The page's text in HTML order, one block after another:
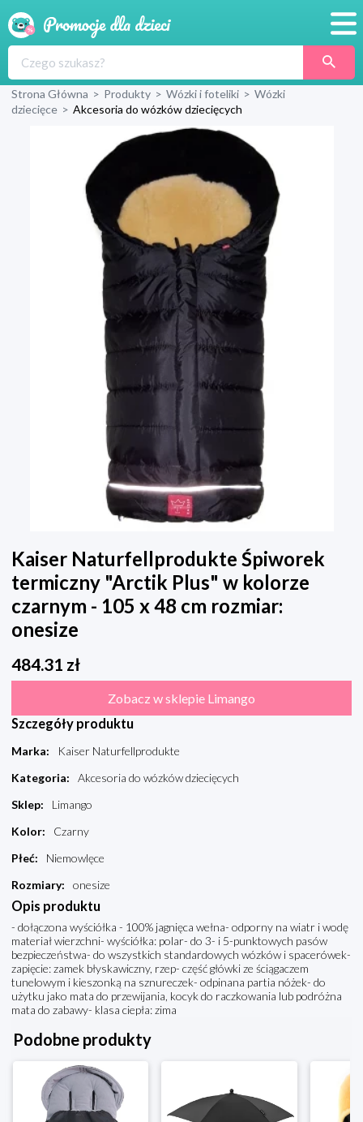
Produkty
Sklepy
Blog
Strona Główna > Produkty > Wózki i foteliki > Wózki
dziecięce > Akcesoria do wózków dziecięcych
Kaiser Naturfellprodukte Śpiworek
termiczny "Arctik Plus" w kolorze
czarnym - 105 x 48 cm rozmiar:
onesize
484.31 zł
Zobacz w sklepie Limango
Szczegóły produktu
Marka:
Kaiser Naturfellprodukte
Kategoria:
Akcesoria do wózków dziecięcych
Sklep:
Limango
Kolor:
Czarny
Płeć:
Niemowlęce
Rozmiary: onesize
Opis produktu
- dołączona wyściółka - 100% jagnięca wełna- odporny na wiatr i wodę
materiał wierzchni- wyściółka: polar- do 3- i 5-punktowych pasów
bezpieczeństwa- do wszystkich standardowych wózków i spacerówek-
zapięcie: zamek błyskawiczny, rzep- część główki ze ściągaczem
tunelowym i kieszonką na sznureczek- odpinana partia nóżek- do
użytku jako mata do przewijania, kocyk do raczkowania lub podróżna
mata do zabawy- klasa ciepła: zima
Podobne produkty